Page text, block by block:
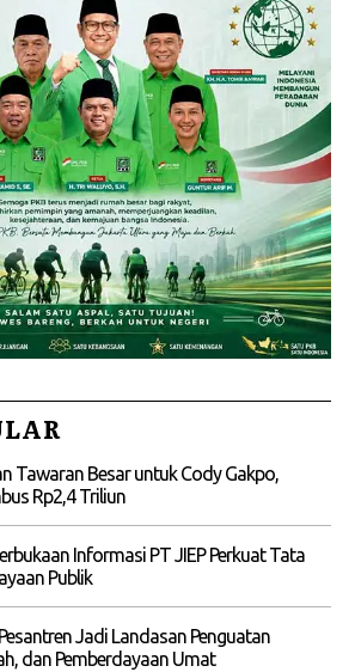
Tawaran Besar untuk Cody Gakpo,
Rp2,4 Triliun
Informasi PT JIEP Perkuat Tata
Publik
Jadi Landasan Penguatan
dan Pemberdayaan Umat